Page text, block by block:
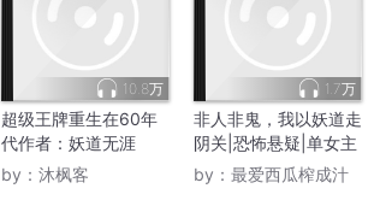
10.8万
超级王牌重生在60年
代作者：妖道无涯
by： 沐枫客
1.7万
非人非鬼，我以妖道走
阴关|恐怖悬疑|单女主
by： 最爱西瓜榨成汁